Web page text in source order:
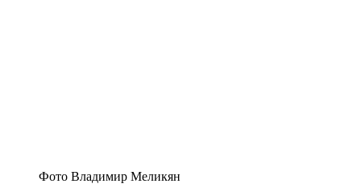
Фото Владимир Меликян